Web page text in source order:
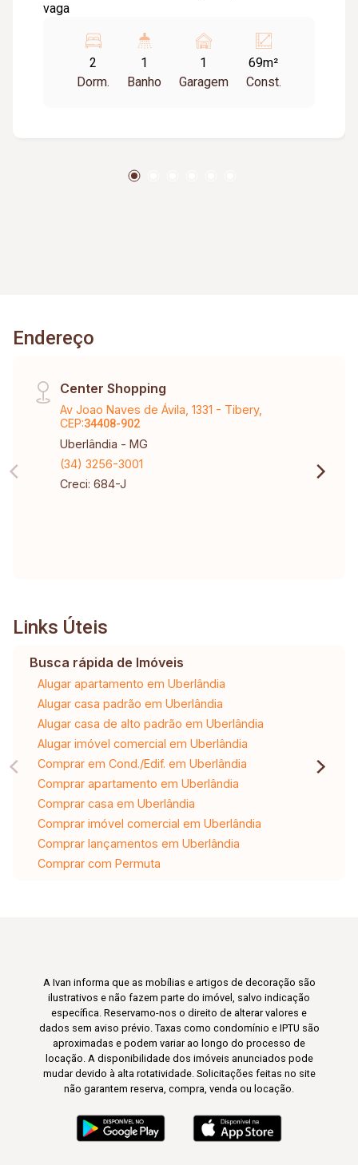
vaga
2
Dorm.
1
Banho
1
Garagem
69m²
Const.
Endereço
Center Shopping
Av Joao Naves de Ávila, 1331 - Tibery,
CEP:34408-902
Uberlândia - MG
(34) 3256-3001
Creci: 684-J
Links Úteis
Busca rápida de Imóveis
Alugar apartamento em Uberlândia
Alugar casa padrão em Uberlândia
Alugar casa de alto padrão em Uberlândia
Alugar imóvel comercial em Uberlândia
Comprar em Cond./Edif. em Uberlândia
Comprar apartamento em Uberlândia
Comprar casa em Uberlândia
Comprar imóvel comercial em Uberlândia
Comprar lançamentos em Uberlândia
Comprar com Permuta
A Ivan informa que as mobílias e artigos de decoração são
ilustrativos e não fazem parte do imóvel, salvo indicação
específica. Reservamo-nos o direito de alterar valores e
dados sem aviso prévio. Taxas como condomínio e IPTU são
aproximadas e podem variar ao longo do processo de
locação. A disponibilidade dos imóveis anunciados pode
mudar devido à alta rotatividade. Solicitações feitas no site
não garantem reserva, compra, venda ou locação.